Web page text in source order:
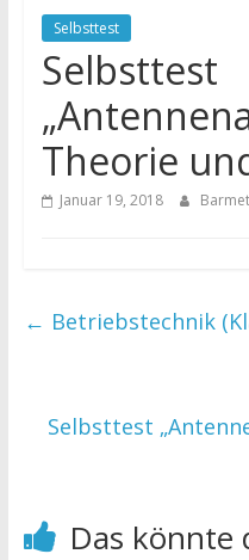
Selbsttest
Selbsttest
Theorie
Januar 19, 2018
← Betriebstechnik
Selbsttest
Das könnte